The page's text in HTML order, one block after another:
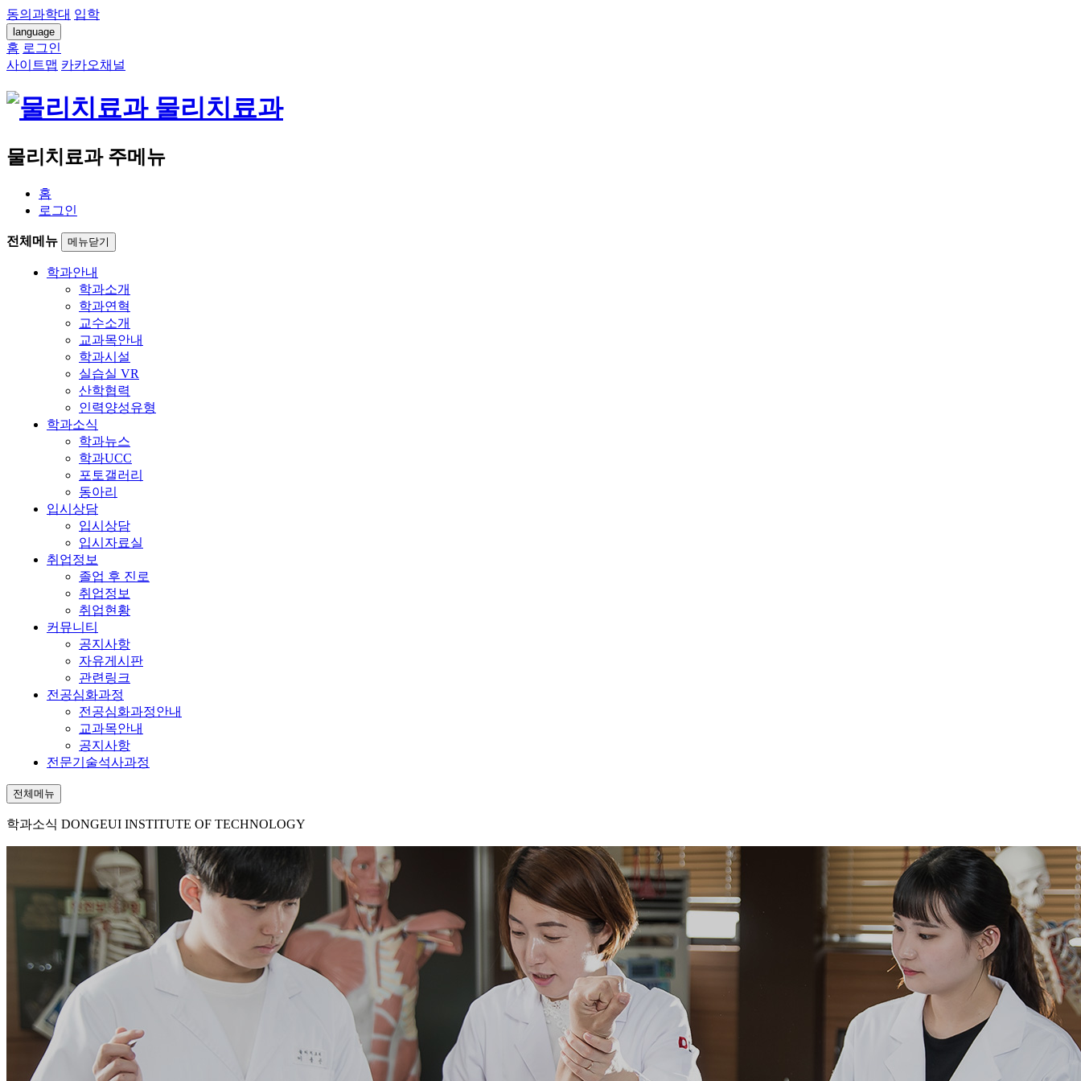
동의과학대 입학
language
홈 로그인
사이트맵 카카오채널
물리치료과
물리치료과 주메뉴
홈
로그인
전체메뉴 메뉴닫기
학과안내
학과소개
학과연혁
교수소개
교과목안내
학과시설
실습실 VR
산학협력
인력양성유형
학과소식
학과뉴스
학과UCC
포토갤러리
동아리
입시상담
입시상담
입시자료실
취업정보
졸업 후 진로
취업정보
취업현황
커뮤니티
공지사항
자유게시판
관련링크
전공심화과정
전공심화과정안내
교과목안내
공지사항
전문기술석사과정
전체메뉴
학과소식 DONGEUI INSTITUTE OF TECHNOLOGY